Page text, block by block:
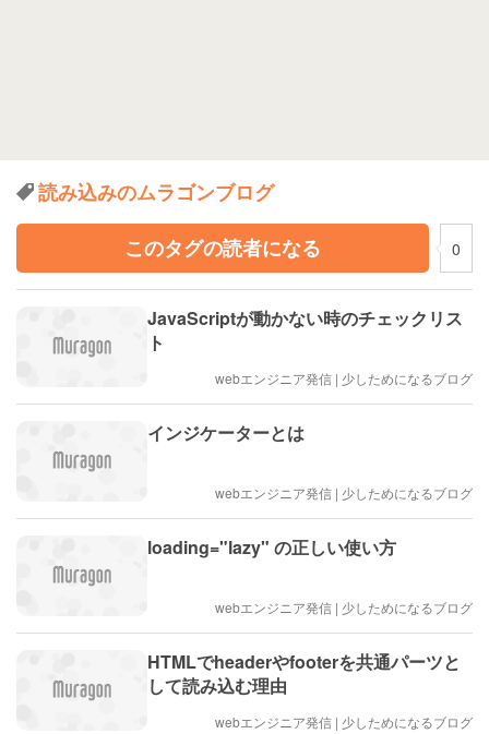
読み込みのムラゴンブログ
このタグの読者になる
0
JavaScriptが動かない時のチェックリス
ト
webエンジニア発信 | 少しためになるブログ
インジケーターとは
webエンジニア発信 | 少しためになるブログ
loading="lazy" の正しい使い方
webエンジニア発信 | 少しためになるブログ
HTMLでheaderやfooterを共通パーツと
して読み込む理由
webエンジニア発信 | 少しためになるブログ